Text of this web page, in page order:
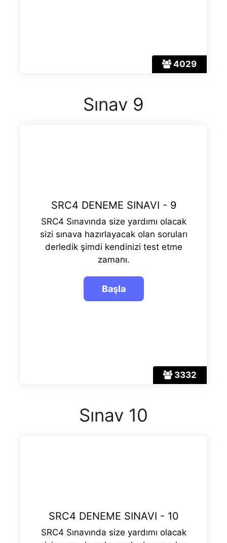
4029
Sınav 9
3332
SRC4 DENEME SINAVI - 9
SRC4 Sınavında size yardımı olacak
sizi sınava hazırlayacak olan soruları
derledik şimdi kendinizi test etme
zamanı.
Sınav 10
SRC4 DENEME SINAVI - 10
SRC4 Sınavında size yardımı olacak